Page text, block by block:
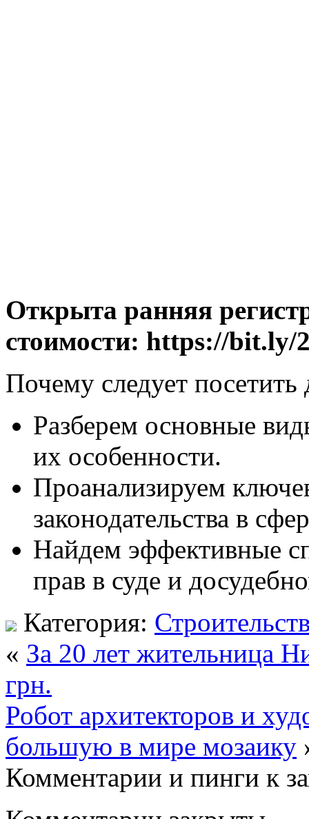
Открыта ранняя
стоимости: https://bit.ly/
Почему следует
Разберем основные
их особенности.
Проанализируем
законодательства в
Найдем эффективные
прав в суде и
Категория:
« За 20 лет жительница
грн.
Робот архитекторов и
большую в мире мозаику
Комментарии и пинги к